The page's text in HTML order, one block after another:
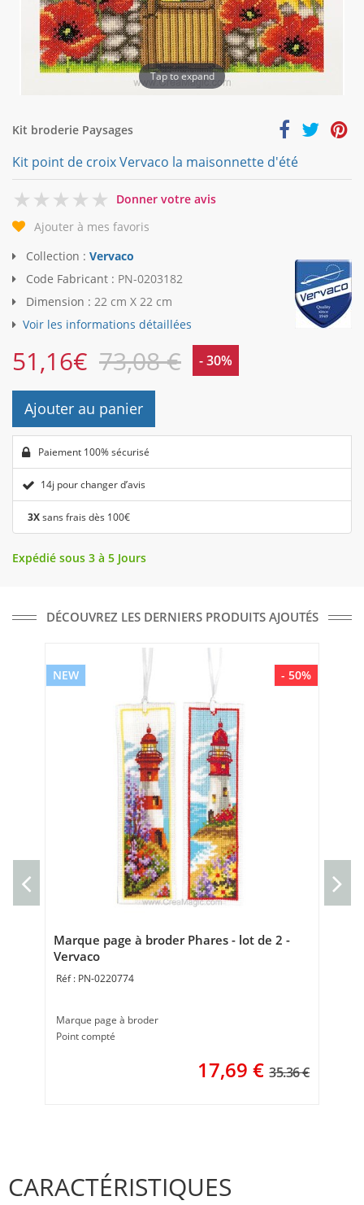
Tap to expand
Kit broderie Paysages
Kit point de croix Vervaco la maisonnette d'été
0
Donner votre avis
Ajouter à mes favoris
Collection : Vervaco
Code Fabricant : PN-0203182
Dimension : 22 cm X 22 cm
Voir les informations détaillées
51,16€ 73,08 € - 30%
Ajouter au panier
Paiement 100% sécurisé
14j pour changer d’avis
3Xsans frais dès 100€
Expédié sous 3 à 5 Jours
DÉCOUVREZ LES DERNIERS PRODUITS AJOUTÉS
- 50%
NEW
Marque page à broder Phares - lot de 2 -
Vervaco
PN-0220774
Marque page à broder
Point compté
17,69 € 35.36 €
CARACTÉRISTIQUES